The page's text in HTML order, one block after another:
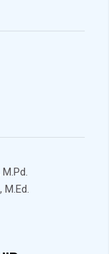
M.Ed.